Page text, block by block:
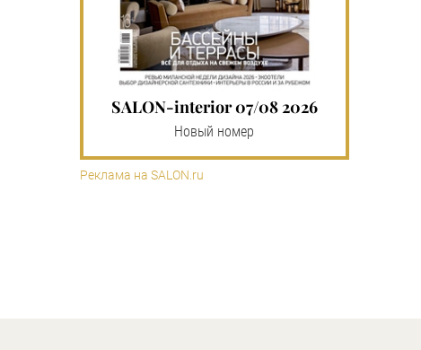
SALON-interior 07/08 2026
Новый номер
Реклама на SALON.ru